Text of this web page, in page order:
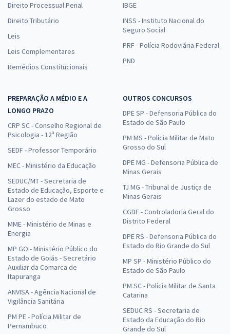
Direito Processual Penal
Direito Tributário
Leis
Leis Complementares
Remédios Constitucionais
IBGE
INSS - Instituto Nacional do
Seguro Social
PRF - Polícia Rodoviária Federal
PND
PREPARAÇÃO A MÉDIO E A
LONGO PRAZO
CRP SC - Conselho Regional de
Psicologia - 12ª Região
SEDF - Professor Temporário
MEC - Ministério da Educação
SEDUC/MT - Secretaria de
Estado de Educação, Esporte e
Lazer do estado de Mato
Grosso
MME - Ministério de Minas e
Energia
MP GO - Ministério Público do
Estado de Goiás - Secretário
Auxiliar da Comarca de
Itapuranga
ANVISA - Agência Nacional de
Vigilância Sanitária
PM PE - Polícia Militar de
Pernambuco
OUTROS CONCURSOS
DPE SP - Defensoria Pública do
Estado de São Paulo
PM MS - Polícia Militar de Mato
Grosso do Sul
DPE MG - Defensoria Pública de
Minas Gerais
TJ MG - Tribunal de Justiça de
Minas Gerais
CGDF - Controladoria Geral do
Distrito Federal
DPE RS - Defensoria Pública do
Estado do Rio Grande do Sul
MP SP - Ministério Público do
Estado de São Paulo
PM SC - Polícia Militar de Santa
Catarina
SEDUC RS - Secretaria de
Estado da Educação do Rio
Grande do Sul